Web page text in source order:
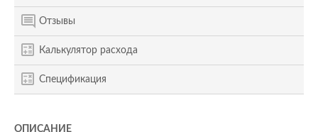
Отзывы
Калькулятор расхода
Спецификация
ОПИСАНИЕ